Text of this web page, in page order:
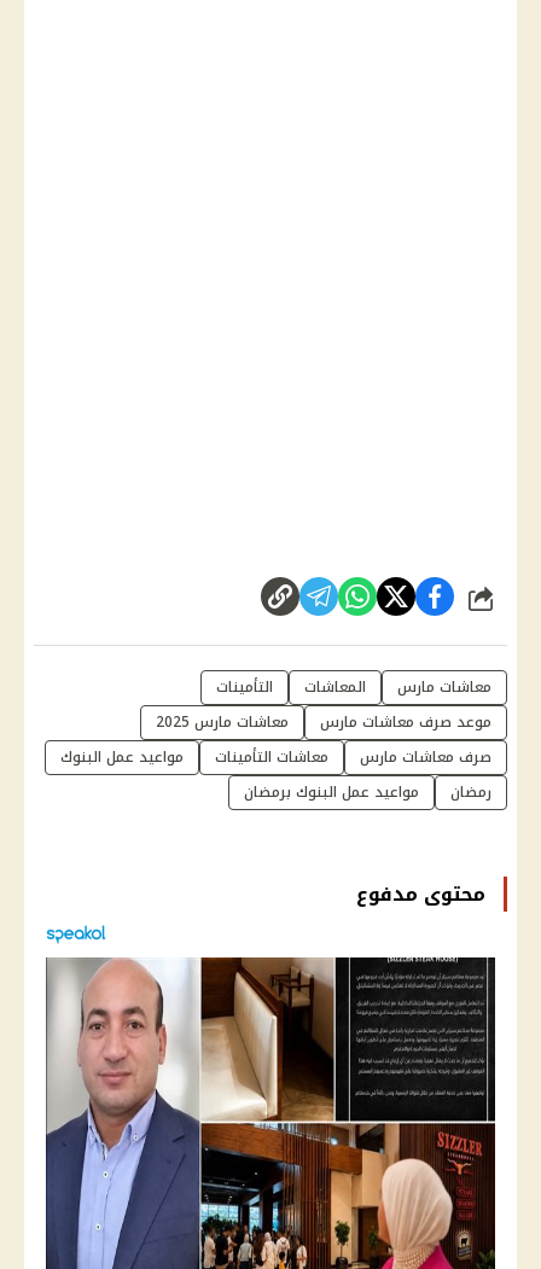
شارك
معاشات مارس المعاشات
التأمينات
موعد صرف معاشات مارس
معاشات مارس 2025
صرف معاشات مارس
معاشات التأمينات
مواعيد عمل البنوك
رمضان
مواعيد عمل البنوك برمضان
محتوى مدفوع